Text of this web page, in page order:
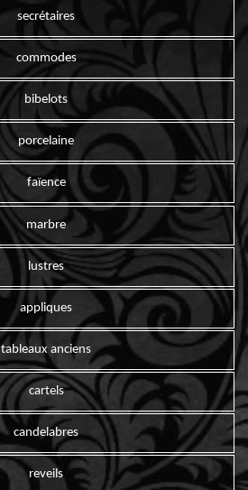
secrétaires
commodes
bibelots
porcelaine
faïence
marbre
lustres
appliques
tableaux anciens
cartels
candelabres
reveils